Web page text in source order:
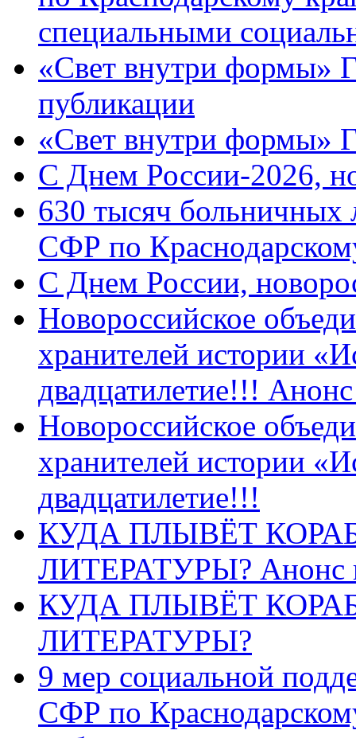
специальными
«Свет внутри формы»
публикации
«Свет внутри формы»
C Днем России-2026,
630 тысяч больничных
СФР по
C Днем России,
Новороссийское
хранителей истории
двадцатилетие!!!
Новороссийское
хранителей истории
двадцатилетие!!!
КУДА ПЛЫВЁТ
ЛИТЕРАТУРЫ? Анонс
КУДА ПЛЫВЁТ
ЛИТЕРАТУРЫ?
9 мер социальной
СФР по